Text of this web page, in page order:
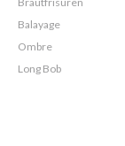
Balayage
Ombre
Long Bob